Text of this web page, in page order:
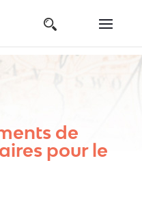
de
pour le